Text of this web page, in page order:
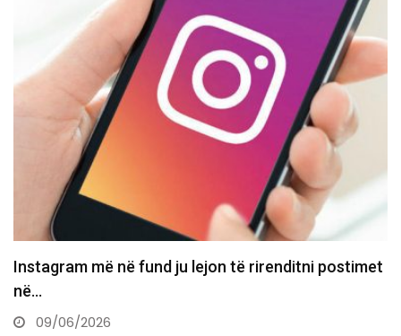
WhatsApp ndërpret mbështetjen për disa iPhone
dhe Android të vjetër
05/05/2026